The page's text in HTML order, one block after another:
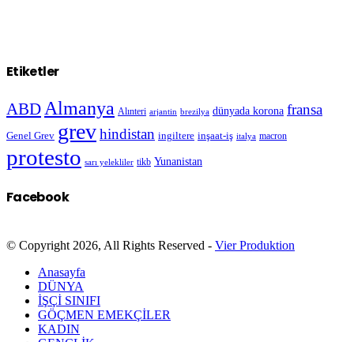
Etiketler
ABD Almanya Alınteri arjantin brezilya dünyada korona fransa
Genel Grev grevhindistan ingiltere inşaat-iş italya macron
protesto sarı yelekliler tikb Yunanistan
Facebook
© Copyright 2026, All Rights Reserved - Vier Produktion
Anasayfa
DÜNYA
İŞÇİ SINIFI
GÖÇMEN EMEKÇİLER
KADIN